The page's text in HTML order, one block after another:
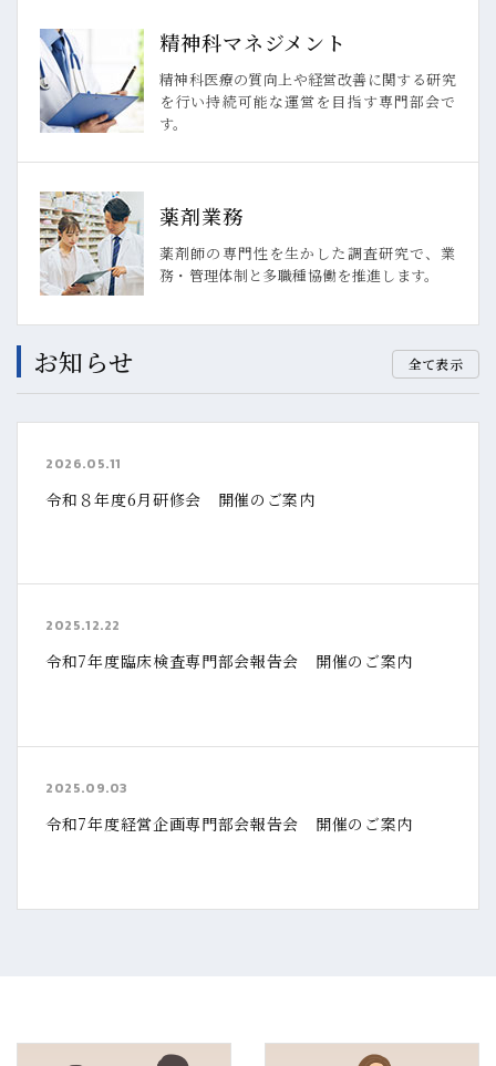
精神科マネジメント
精神科医療の質向上や経営改善に関する研究
を行い持続可能な運営を目指す専門部会で
す。
薬剤業務
薬剤師の専門性を生かした調査研究で、業
務・管理体制と多職種協働を推進します。
お知らせ 全て表示
2026.05.11
令和８年度6月研修会 開催のご案内
2025.12.22
令和7年度臨床検査専門部会報告会 開催のご案内
2025.09.03
令和7年度経営企画専門部会報告会 開催のご案内